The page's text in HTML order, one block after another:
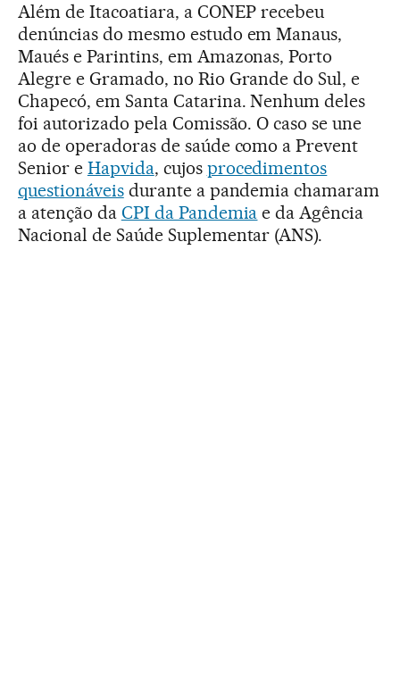
Além de Itacoatiara, a CONEP recebeu
denúncias do mesmo estudo em Manaus,
Maués e Parintins, em Amazonas, Porto
Alegre e Gramado, no Rio Grande do Sul, e
Chapecó, em Santa Catarina. Nenhum deles
foi autorizado pela Comissão. O caso se une
ao de operadoras de saúde como a Prevent
Senior e Hapvida, cujos procedimentos
questionáveisdurante a pandemia chamaram
a atenção da CPI da Pandemia e da Agência
Nacional de Saúde Suplementar (ANS).